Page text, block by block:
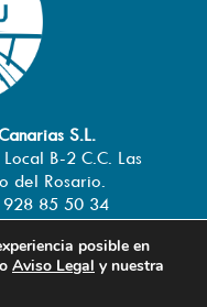
S.L.
B-2 C.C. Las
del Rosario.
85 50 34
-
posible en
Aviso Legal y nuestra